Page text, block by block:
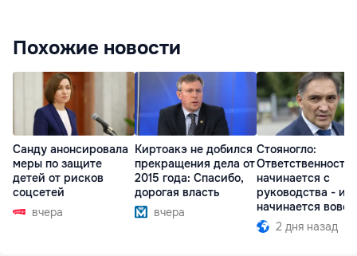
Похожие новости
Санду анонсировала
меры по защите
детей от рисков
соцсетей
вчера
Киртоакэ не добился
прекращения дела от
2015 года: Спасибо,
дорогая власть
вчера
Стояногло:
Ответственность
начинается с
руководства -
начинается вовсе
2 дня назад